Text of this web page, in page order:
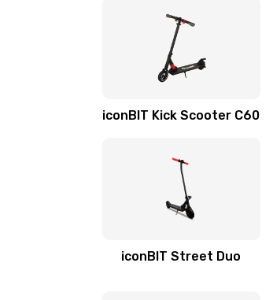
iconBIT Kick Scooter C60
iconBIT Street Duo